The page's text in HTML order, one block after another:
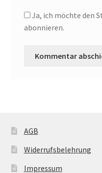
Ja, ich möchte den
abonnieren.
AGB
Widerrufsbelehrung
Impressum